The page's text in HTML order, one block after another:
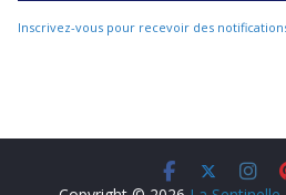
Inscrivez-vous pour recevoir des